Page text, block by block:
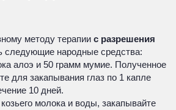
методу терапии с разрешения
следующие народные средства:
алоэ и 50 грамм мумие. Полученное
для закапывания глаз по 1 капле
10 дней.
молока и воды, закапывайте